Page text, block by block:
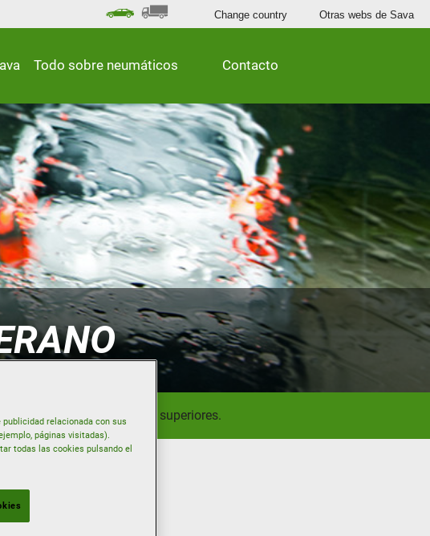
Todo sobre neumáticos Contacto
Change country Otras webs de Sava
temperaturas de 7°C y superiores.
relacionada con sus
páginas visitadas).
todas las cookies pulsando el